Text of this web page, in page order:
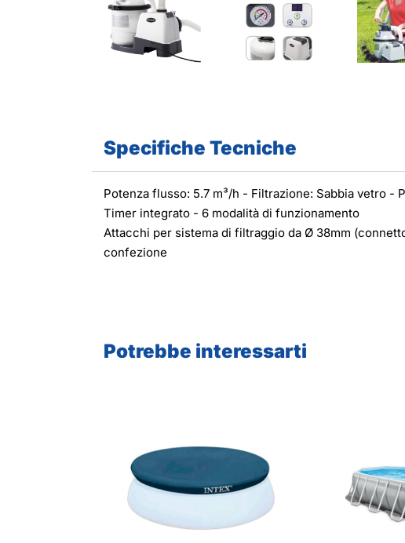
Specifiche Tecniche
Potenza flusso: 5.7 m³/h - Filtrazione: Sabbia vetro -
Timer integrato - 6 modalità di funzionamento
Attacchi per sistema di filtraggio da Ø 38mm
confezione
Potrebbe interessarti